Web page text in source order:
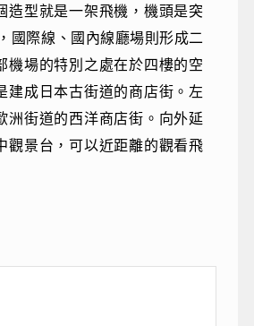
造型就是一架飛機，機頭是突
國際線、國內線廳場則形成二
機場的特別之處在於四樓的空
建成日本古街道的商店街。左
洲街道的西洋商店街。向外延
觀景台，可以近距離的觀看飛